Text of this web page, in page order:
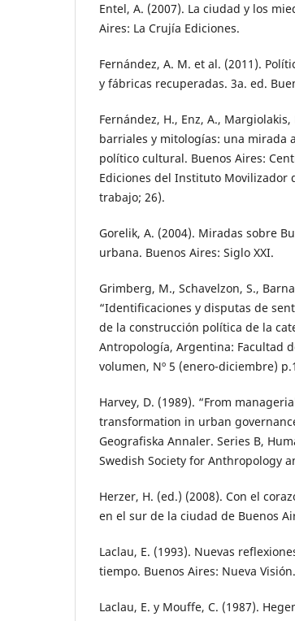
Entel, A. (2007). La ciudad y los
Aires: La Crujía Ediciones.
Fernández, A. M. et al. (2011).
y fábricas recuperadas. 3a. ed.
Fernández, H., Enz, A.,
barriales y mitologías: una mirada
político cultural. Buenos Aires:
Ediciones del Instituto Movilizador
trabajo; 26).
Gorelik, A. (2004). Miradas sobre
urbana. Buenos Aires: Siglo XXI.
Grimberg, M., Schavelzon, S.,
“Identificaciones y disputas de
de la construcción política de la
Antropología, Argentina: Facultad
volumen, Nº 5 (enero-diciembre)
Harvey, D. (1989). “From
transformation in urban
Geografiska Annaler. Series B,
Swedish Society for Anthropology
Herzer, H. (ed.) (2008). Con el
en el sur de la ciudad de Buenos
Laclau, E. (1993). Nuevas
tiempo. Buenos Aires: Nueva Visión.
Laclau, E. y Mouffe, C. (1987).